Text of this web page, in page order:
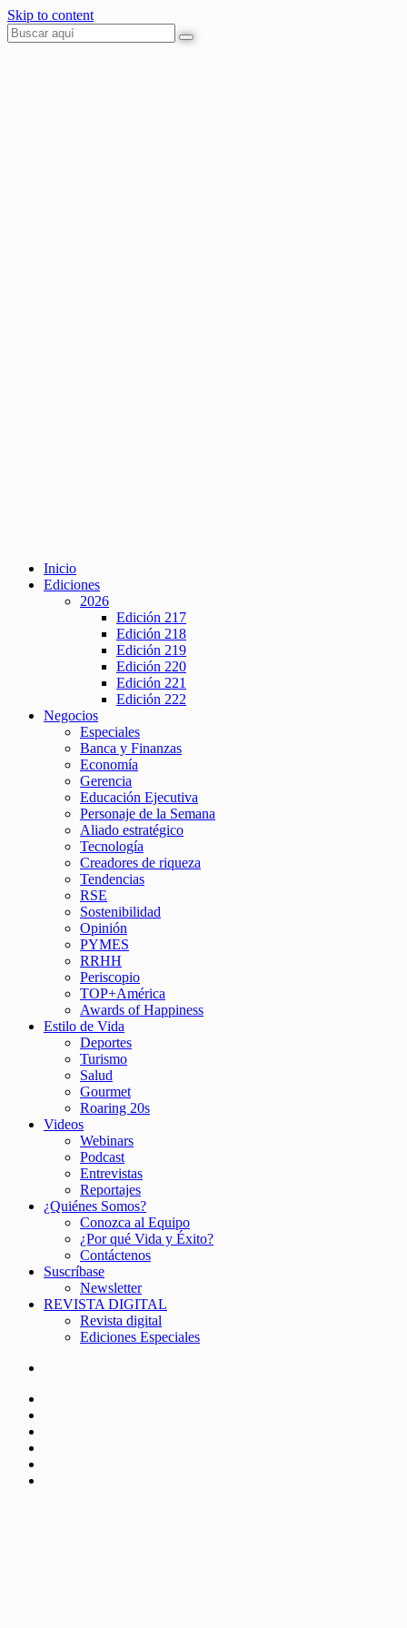
Skip to content
Inicio
Ediciones
2026
Edición 217
Edición 218
Edición 219
Edición 220
Edición 221
Edición 222
Negocios
Especiales
Banca y Finanzas
Economía
Gerencia
Educación Ejecutiva
Personaje de la Semana
Aliado estratégico
Tecnología
Creadores de riqueza
Tendencias
RSE
Sostenibilidad
Opinión
PYMES
RRHH
Periscopio
TOP+América
Awards of Happiness
Estilo de Vida
Deportes
Turismo
Salud
Gourmet
Roaring 20s
Videos
Webinars
Podcast
Entrevistas
Reportajes
¿Quiénes Somos?
Conozca al Equipo
¿Por qué Vida y Éxito?
Contáctenos
Suscríbase
Newsletter
REVISTA DIGITAL
Revista digital
Ediciones Especiales